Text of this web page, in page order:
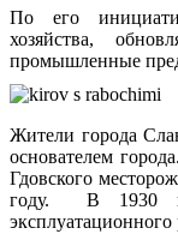
По его
хозяйства,
промышленные
Жители города
основателем
Гдовского
году. В 1930
эксплуатационного